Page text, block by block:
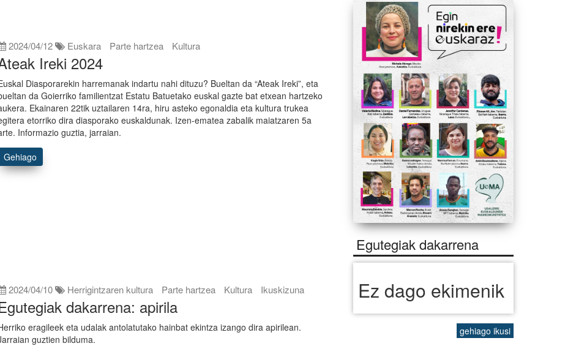
2024/04/12 Euskara Parte hartzea Kultura
Ireki 2024
Diasporarekin harremanak indartu nahi dituzu? Bueltan da “Ateak Ireki”, eta
da Goierriko familientzat Estatu Batuetako euskal gazte bat etxean hartzeko
Ekainaren 22tik uztailaren 14ra, hiru asteko egonaldia eta kultura trukea
etorriko dira diasporako euskaldunak. Izen-ematea zabalik maiatzaren 5a
Informazio guztia, jarraian.
Gehiago
2024/04/10 Herrigintzaren kultura Parte hartzea Kultura Ikuskizuna
dakarrena: apirila
eragileek eta udalak antolatutako hainbat ekintza izango dira apirilean.
guztien bilduma.
Egutegiak dakarrena
Ez dago ekimenik
gehiago ikusi